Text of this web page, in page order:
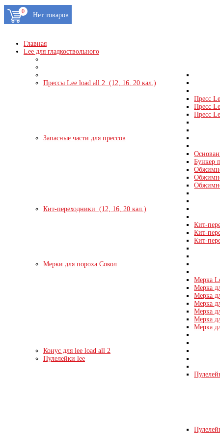
0
Главная
Lee для гладкоствольного
Прессы Lee load all 2 (12, 16, 20 кал.)
Пресс
Пресс
Пресс
Запасные части для прессов
Бункер
Кит-переходники (12, 16, 20 кал.)
Кит-
Кит-
Кит-
Мерки для пороха Сокол
Мерка
Мерка
Мерка
Мерка
Мерка
Мерка
Мерка
Конус для lee load all 2
Пулелейки lee